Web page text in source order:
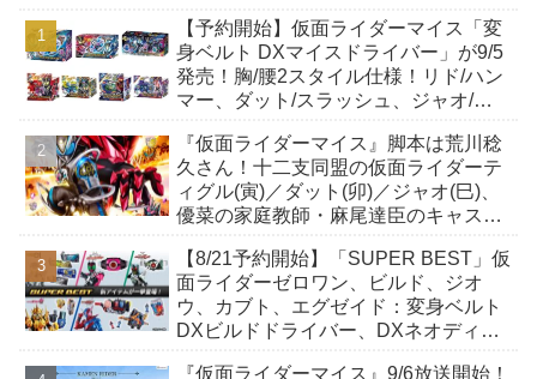
【予約開始】仮面ライダーマイス「変
身ベルト DXマイスドライバー」が9/5
発売！胸/腰2スタイル仕様！リド/ハン
マー、ダット/スラッシュ、ジャオ/バ
も！
『仮面ライダーマイス』脚本は荒川稔
久さん！十二支同盟の仮面ライダーテ
ィグル(寅)／ダット(卯)／ジャオ(巳)、
優菜の家庭教師・麻尾達臣のキャスト
んも変身！
【8/21予約開始】「SUPER BEST」仮
面ライダーゼロワン、ビルド、ジオ
ウ、カブト、エグゼイド：変身ベルト
DXビルドドライバー、DXネオディケ
『仮面ライダーマイス』9/6放送開始！